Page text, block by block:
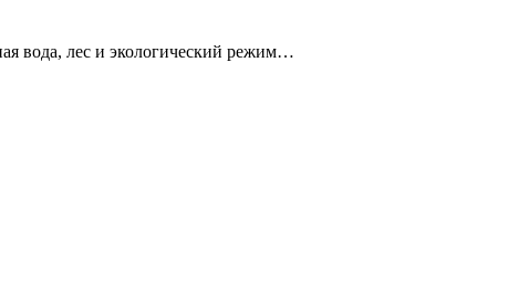
вода, лес и экологический режим…